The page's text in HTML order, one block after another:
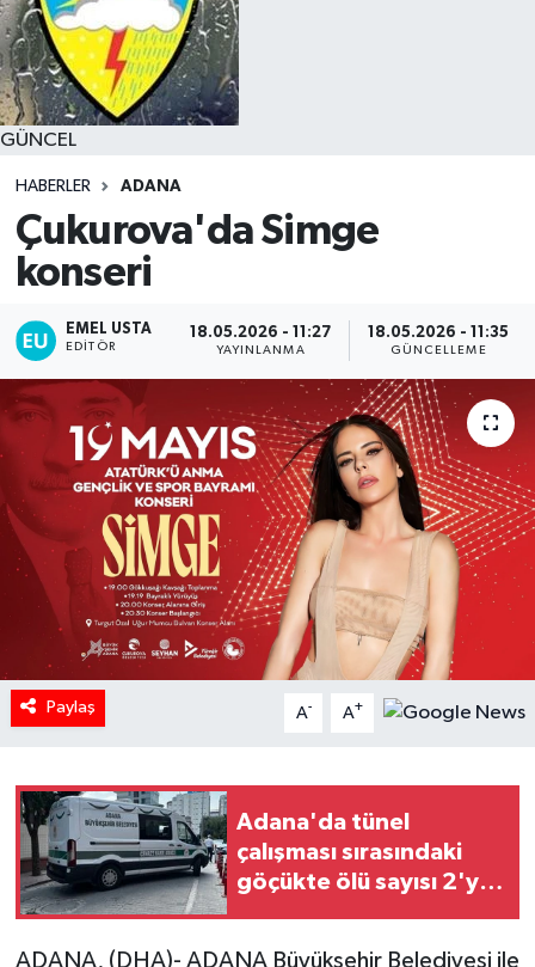
GÜNCEL
HABERLER ADANA
Çukurova'da Simge
konseri
EMEL USTA
EDITÖR
18.05.2026 - 11:27
YAYINLANMA
18.05.2026 - 11:35
GÜNCELLEME
Paylaş A- A+
Adana'da tünel
çalışması sırasındaki
göçükte ölü sayısı 2'ye
ADANA, (DHA)- ADANA Büyükşehir Belediyesi ile